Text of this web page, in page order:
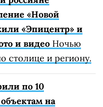
«Новой
«Эпицентр» и
и видео Ночью
столице и региону.
по 10
на